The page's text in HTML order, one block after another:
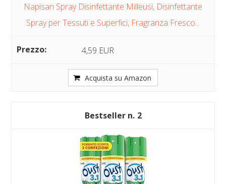
Napisan Spray Disinfettante Milleusi, Disinfettante
Spray per Tessuti e Superfici, Fragranza Fresco...
4,59 EUR
Acquista su Amazon
2